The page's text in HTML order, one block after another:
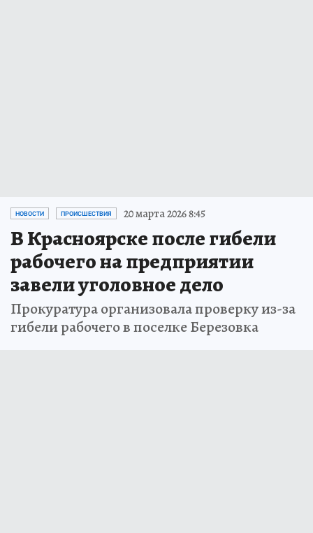
НОВОСТИ ПРОИСШЕСТВИЯ 20 марта 2026 8:45
В Красноярске после гибели
рабочего на предприятии
завели уголовное дело
Прокуратура организовала проверку из-за
гибели рабочего в поселке Березовка